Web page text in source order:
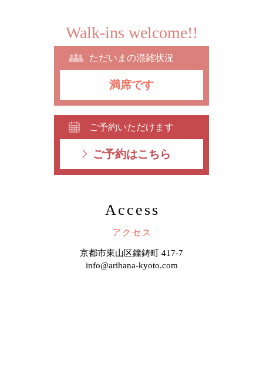
ただいまの混雑状況
満席です
Walk-ins welcome!!
ご予約いただけます
ご予約はこちら
Access
アクセス
京都市東山区鐘鋳町 417-7
info@arihana-kyoto.com